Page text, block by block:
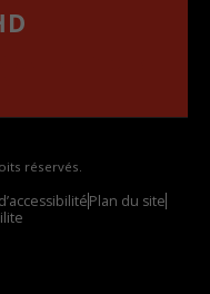
réservés.
Plan du site